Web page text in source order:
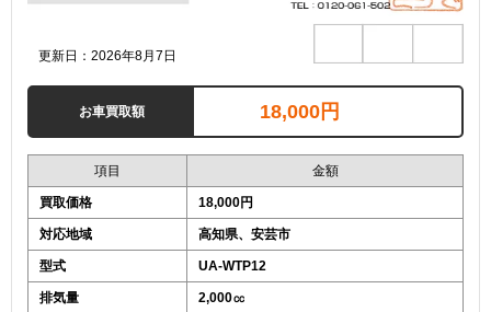
更新日：2026年8月7日
お車買取額 18,000円
項目 金額
買取価格 18,000円
対応地域 高知県、安芸市
型式 UA-WTP12
排気量 2,000㏄